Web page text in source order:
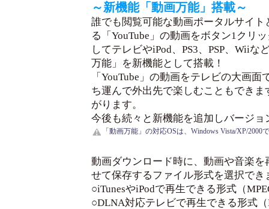
～新機能「動画万能」搭載～
誰でも閲覧可能な動画ポータルサイ
る「YouTube」の動画をボタン1クリ
してテレビやiPod、PS3、PSP、Wii
万能」を新機能として搭載！
「YouTube」の動画をテレビの大画面
ち運んで外出先で楽しむこともでき
がります。
今後も続々と新機能を追加しバージ
「動画万能」の対応OSは、Windows Vista/XP/2000
動画ダウンロード時に、動画や音楽
せて保存するファイル形式を選択でき
○iTunesやiPodで再生できる形式（
○DLNA対応テレビで再生できる形式